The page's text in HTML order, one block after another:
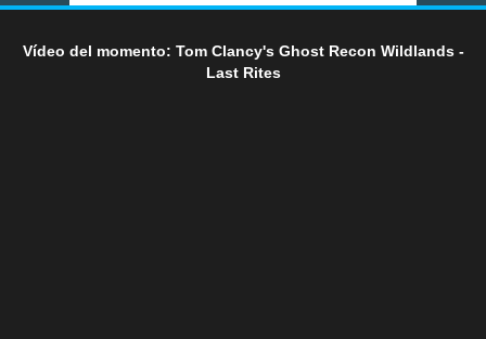
Vídeo del momento: Tom Clancy's Ghost Recon Wildlands -
Last Rites